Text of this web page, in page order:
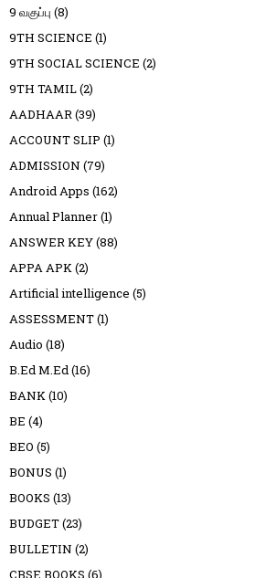
9 வகுப்பு (8)
9TH SCIENCE (1)
9TH SOCIAL SCIENCE (2)
9TH TAMIL(2)
AADHAAR(39)
ACCOUNT SLIP (1)
ADMISSION (79)
Android Apps (162)
Annual Planner(1)
ANSWER KEY(88)
APPA APK(2)
Artificial intelligence (5)
ASSESSMENT(1)
Audio (18)
B.Ed M.Ed(16)
BANK(10)
BE (4)
BEO (5)
BONUS (1)
BOOKS (13)
BUDGET(23)
BULLETIN (2)
CBSE BOOKS (6)